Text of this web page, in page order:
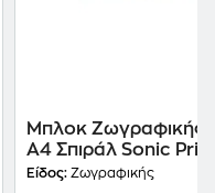
Μπλοκ Ζωγραφικής
Α4 Σπιράλ Sonic
Φύλλων
Είδος: Ζωγραφικής